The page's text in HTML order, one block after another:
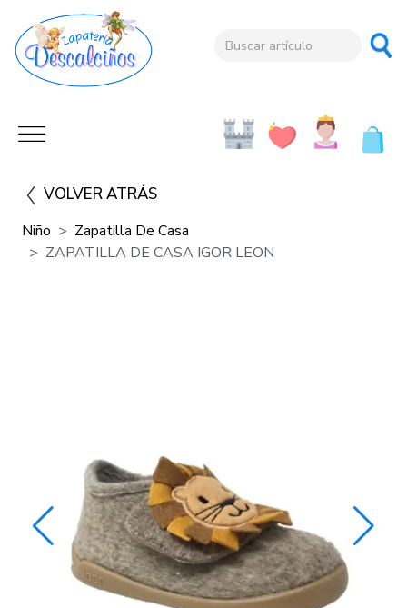
VOLVER ATRÁS
Niño
Zapatilla De Casa
ZAPATILLA DE CASA IGOR LEON